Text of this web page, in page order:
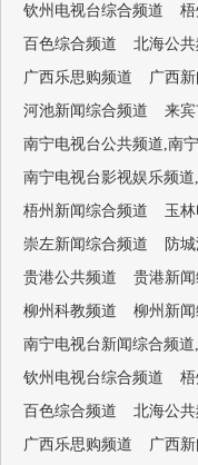
钦州电视台综合频道
百色综合频道
北海公
广西乐思购频道
广西
河池新闻综合频道
来
南宁电视台公共频道,南
南宁电视台影视娱乐频
梧州新闻综合频道
玉
崇左新闻综合频道
防
贵港公共频道
贵港新
柳州科教频道
柳州新
南宁电视台新闻综合频道
钦州电视台综合频道
百色综合频道
北海公
广西乐思购频道
广西